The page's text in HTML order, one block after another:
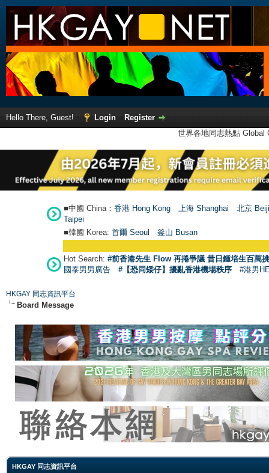
Hello There, Guest! Login
Register
世界各地同志熱點
■中國 China： 香港 Hong Kong 上海 Shanghai
北京
Taipei
■韓國 Korea: 首爾 Seoul 釜山 Busan
Hot Search: #前香港先生 Flow 再捲爭議 昔日鍾培生百萬
國泰男男廣告
#【恐同矮仔】擾亂香港機場秩序 #港男
HKGAY 同志資訊平台
Board Message
HKGAY 同志資訊平台